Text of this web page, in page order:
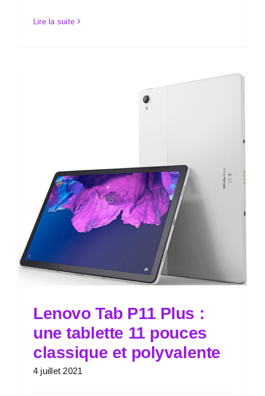
Lire la suite
Lenovo Tab P11 Plus :
une tablette 11 pouces
classique et polyvalente
4 juillet 2021